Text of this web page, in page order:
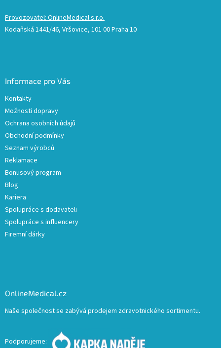
Provozovatel: OnlineMedical s.r.o.
Kodaňská 1441/46, Vršovice, 101 00 Praha 10
Informace pro Vás
Kontakty
Možnosti dopravy
Ochrana osobních údajů
Obchodní podmínky
Seznam výrobců
Reklamace
Bonusový program
Blog
Kariera
Spolupráce s dodavateli
Spolupráce s influencery
Firemní dárky
OnlineMedical.cz
Naše společnost se zabývá prodejem zdravotnického sortimentu.
Podporujeme: